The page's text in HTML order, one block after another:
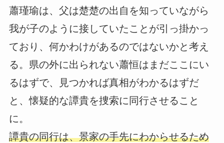
蕭瑾瑜は、父は楚楚の出自を知っていながら
我が子のように接していたことが引っ掛かっ
ており、何かわけがあるのではないかと考え
る。県の外に出られない蕭恒はまだここにい
るはずで、見つかれば真相がわかるはずだ
と、懐疑的な譚貴を捜索に同行させること
に。
譚貴の同行は、景家の手先にわからせるため